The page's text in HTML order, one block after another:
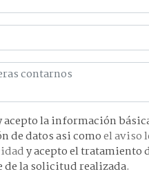
básica sobre
protección de datos asi comoel aviso
y acepto el tratamiento
de la solicitud realizada.